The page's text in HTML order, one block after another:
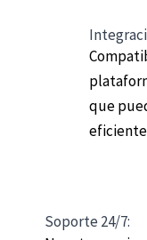
que
eficiente
Soporte 24/7: